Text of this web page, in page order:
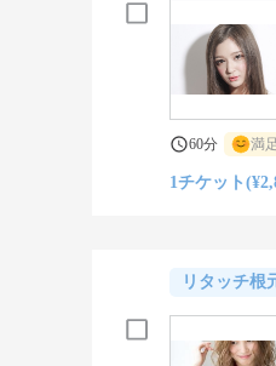
60分 満
1チケット
リタッチ根